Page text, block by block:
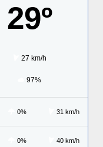
29º
27 km/h
97%
0% 31 km/h
0% 40 km/h